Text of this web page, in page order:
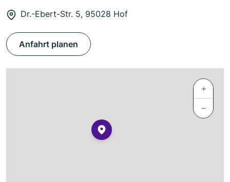
Dr.-Ebert-Str. 5, 95028 Hof
Anfahrt planen
+
−